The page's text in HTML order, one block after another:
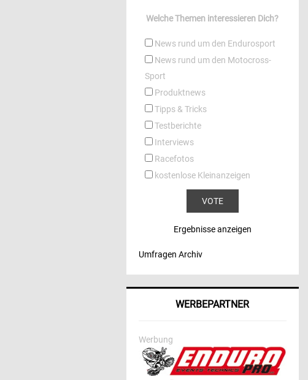
Welche Themen interessieren Dich?
News rund um den Endurosport
News rund um den Motocross-
Sport
Produktnews
Tipps & Tricks
Testberichte
Interviews
Racefotos
kostenlose Kleinanzeigen
Ergebnisse anzeigen
Umfragen Archiv
WERBEPARTNER
Werbung